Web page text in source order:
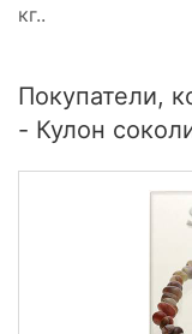
кг..
Покупатели,
- Кулон